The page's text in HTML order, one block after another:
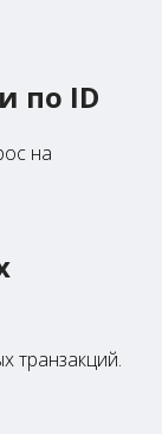
по ID
на
транзакций.